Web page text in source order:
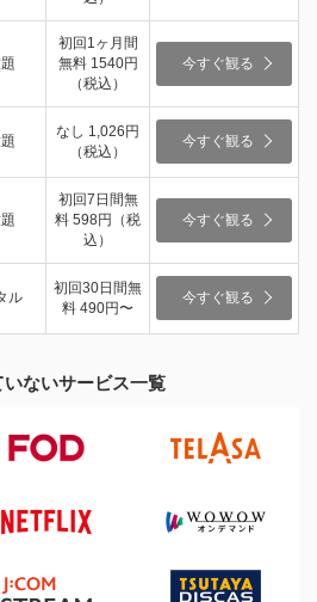
初回1ヶ月間
無料 1540円
（税込）
今すぐ観る
なし 1,026円
（税込）
今すぐ観る
初回7日間無
料 598円（税
込）
今すぐ観る
ル
初回30日間無
料 490円〜
今すぐ観る
ないサービス一覧